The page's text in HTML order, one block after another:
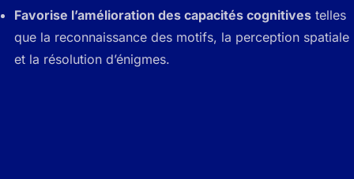
Favorise l’amélioration des capacités cognitives telles
que la reconnaissance des motifs, la perception spatiale
et la résolution d’énigmes.